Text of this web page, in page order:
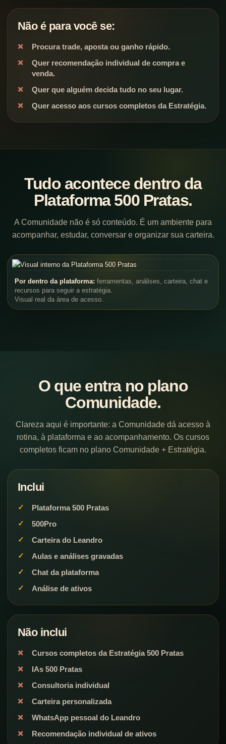
Não é para você se:
Procura trade, aposta ou ganho rápido.
Quer recomendação individual de compra e
venda.
Quer que alguém decida tudo no seu lugar.
Quer acesso aos cursos completos da Estratégia.
Tudo acontece dentro da
Plataforma 500 Pratas.
A Comunidade não é só conteúdo. É um ambiente para
acompanhar, estudar, conversar e organizar sua carteira.
Por dentro da plataforma: ferramentas, análises, carteira, chat e
recursos para seguir a estratégia.
Visual real da área de acesso.
O que entra no plano
Comunidade.
Clareza aqui é importante: a Comunidade dá acesso à
rotina, à plataforma e ao acompanhamento. Os cursos
completos ficam no plano Comunidade + Estratégia.
Inclui
Plataforma 500 Pratas
500Pro
Carteira do Leandro
Aulas e análises gravadas
Chat da plataforma
Análise de ativos
Não inclui
Cursos completos da Estratégia 500 Pratas
IAs 500 Pratas
Consultoria individual
Carteira personalizada
WhatsApp pessoal do Leandro
Recomendação individual de ativos